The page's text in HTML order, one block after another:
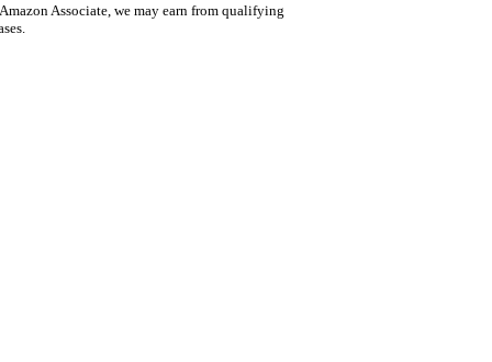
Associate, we may earn from qualifying